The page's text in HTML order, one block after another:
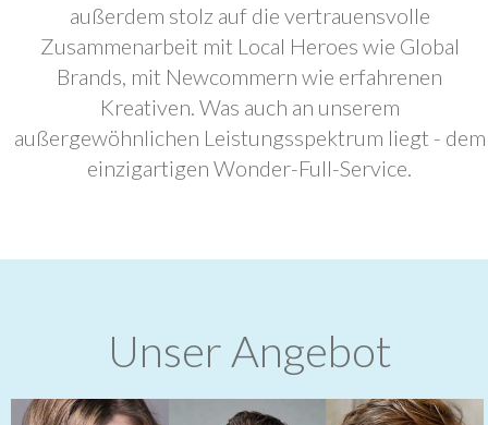
außerdem stolz auf die vertrauensvolle
Zusammenarbeit mit Local Heroes wie Global
Brands, mit Newcommern wie erfahrenen
Kreativen. Was auch an unserem
außergewöhnlichen Leistungsspektrum liegt - dem
einzigartigen Wonder-Full-Service.
Unser Angebot